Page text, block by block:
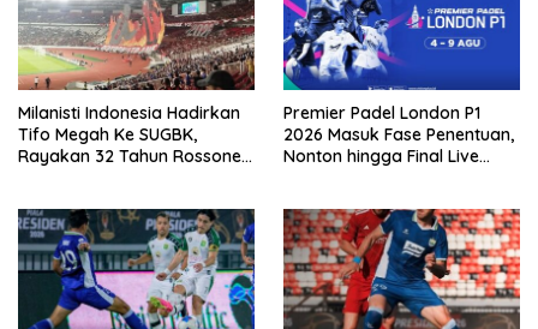
Milanisti Indonesia Hadirkan
Tifo Megah Ke SUGBK,
Rayakan 32 Tahun Rossoneri
Premier Padel London P1
2026 Masuk Fase Penentuan,
Nonton hingga Final Live